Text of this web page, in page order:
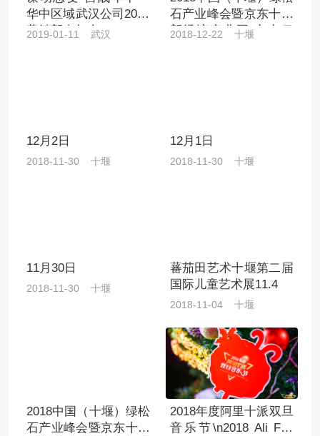
华中区域武汉公司2019
营销新春年会
2019-01-11 武汉
石产业峰会暨京东十堰
新经济产业园 京东云
2018-12-22 十堰
12月2日
2018-11-30 十堰
12月1日
2018-11-30 十堰
11月30日
2018-11-30 十堰
蕃茄田艺术十堰第二届
国际儿童艺术展11.4
2018-11-04 十堰
2018中国（十堰）绿松
石产业峰会暨京东十堰
2018年度阿里十派双旦
音乐节\n2018 Ali Fun